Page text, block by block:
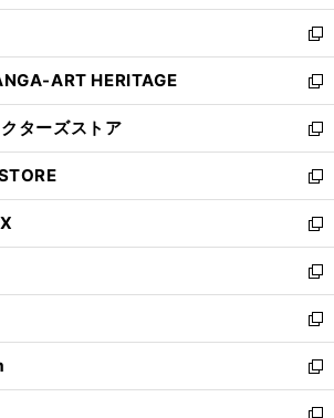
ウ
で
開
く
ン
ド
ウ
で
開
く
新
し
い
ウ
ィ
ン
ド
ウ
で
開
く
ART HERITAGE
新
し
い
ウ
ィ
ン
ド
ウ
で
開
く
ターズストア
新
し
い
ウ
ィ
ン
ド
ウ
で
開
く
新
し
い
ウ
ィ
ン
ド
ウ
で
開
く
新
し
い
ウ
ィ
ン
ド
ウ
で
新
し
い
ウ
ィ
ン
新
し
い
ウ
新
し